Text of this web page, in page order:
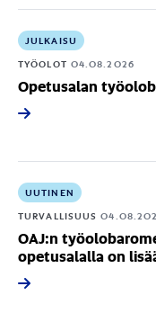
JULKAISU
TYÖOLOT 04.08.2026
Opetusalan
UUTINEN
TURVALLISUUS
OAJ:n
opetusalalla on